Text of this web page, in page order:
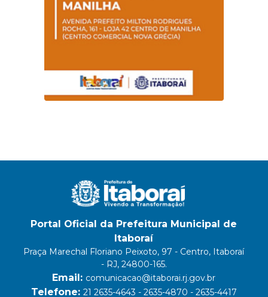
Portal Oficial da Prefeitura Municipal de
Itaboraí
Praça Marechal Floriano Peixoto, 97 - Centro, Itaboraí
- RJ, 24800-165.
Email: comunicacao@itaborai.rj.gov.br
Telefone: 21 2635-4643 - 2635-4870 - 2635-4417